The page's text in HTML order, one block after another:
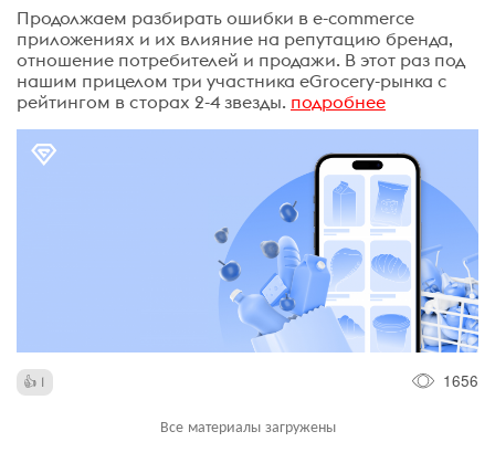
Продолжаем разбирать ошибки в e-commerce
приложениях и их влияние на репутацию бренда,
отношение потребителей и продажи. В этот раз под
нашим прицелом три участника eGrocery-рынка с
рейтингом в сторах 2-4 звезды. подробнее
1 1656
Все материалы загружены